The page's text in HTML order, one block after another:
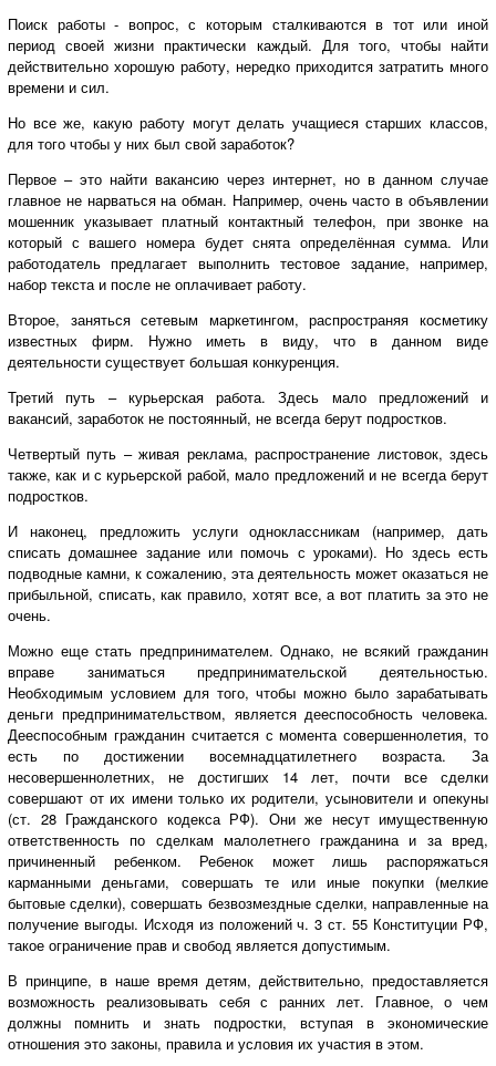
Поиск работы - вопрос, с которым сталкиваются в тот или иной
период своей жизни практически каждый. Для того, чтобы найти
действительно хорошую работу, нередко приходится затратить много
времени и сил.
Но все же, какую работу могут делать учащиеся старших классов,
для того чтобы у них был свой заработок?
Первое – это найти вакансию через интернет, но в данном случае
главное не нарваться на обман. Например, очень часто в объявлении
мошенник указывает платный контактный телефон, при звонке на
который с вашего номера будет снята определённая сумма. Или
работодатель предлагает выполнить тестовое задание, например,
набор текста и после не оплачивает работу.
Второе, заняться сетевым маркетингом, распространяя косметику
известных фирм. Нужно иметь в виду, что в данном виде
деятельности существует большая конкуренция.
Третий путь – курьерская работа. Здесь мало предложений и
вакансий, заработок не постоянный, не всегда берут подростков.
Четвертый путь – живая реклама, распространение листовок, здесь
также, как и с курьерской рабой, мало предложений и не всегда берут
подростков.
И наконец, предложить услуги одноклассникам (например, дать
списать домашнее задание или помочь с уроками). Но здесь есть
подводные камни, к сожалению, эта деятельность может оказаться не
прибыльной, списать, как правило, хотят все, а вот платить за это не
очень.
Можно еще стать предпринимателем. Однако, не всякий гражданин
вправе заниматься предпринимательской деятельностью.
Необходимым условием для того, чтобы можно было зарабатывать
деньги предпринимательством, является дееспособность человека.
Дееспособным гражданин считается с момента совершеннолетия, то
есть по достижении восемнадцатилетнего возраста. За
несовершеннолетних, не достигших 14 лет, почти все сделки
совершают от их имени только их родители, усыновители и опекуны
(ст. 28 Гражданского кодекса РФ). Они же несут имущественную
ответственность по сделкам малолетнего гражданина и за вред,
причиненный ребенком. Ребенок может лишь распоряжаться
карманными деньгами, совершать те или иные покупки (мелкие
бытовые сделки), совершать безвозмездные сделки, направленные на
получение выгоды. Исходя из положений ч. 3 ст. 55 Конституции РФ,
такое ограничение прав и свобод является допустимым.
В принципе, в наше время детям, действительно, предоставляется
возможность реализовывать себя с ранних лет. Главное, о чем
должны помнить и знать подростки, вступая в экономические
отношения это законы, правила и условия их участия в этом.